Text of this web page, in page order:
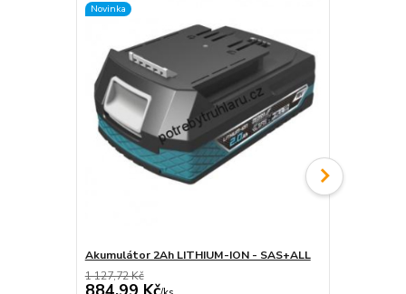
Novinka
Akumulátor 2Ah LITHIUM-ION - SAS+ALL
1 127,72 Kč